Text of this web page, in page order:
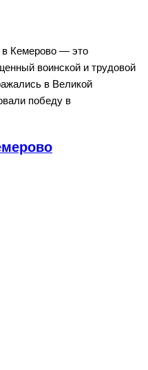
Кемерово — это
воинской и трудовой
в Великой
победу в